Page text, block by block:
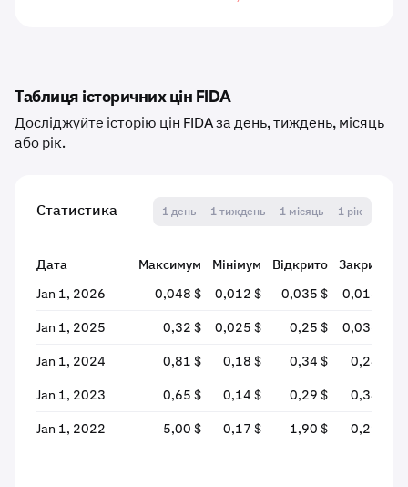
Таблиця історичних цін FIDA
Досліджуйте історію цін FIDA за день, тиждень, місяць
або рік.
Статистика 1 день 1 тиждень 1 місяць 1 рік
Дата Максимум Мінімум Відкрито Закрито
Jan 1, 2026
0,048 $ 0,012 $ 0,035 $ 0,018 $
Jan 1, 2025 0,32 $ 0,025 $ 0,25 $ 0,036 $
Jan 1, 2024 0,81 $ 0,18 $ 0,34 $ 0,24 $
Jan 1, 2023 0,65 $ 0,14 $ 0,29 $ 0,34 $
Jan 1, 2022 5,00 $ 0,17 $ 1,90 $ 0,29 $